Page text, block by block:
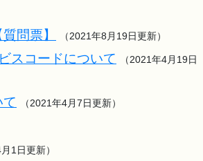
問票】 （2021年8月19日更新）
スコードについて
（2021年4月19日
（2021年4月7日更新）
1日更新）